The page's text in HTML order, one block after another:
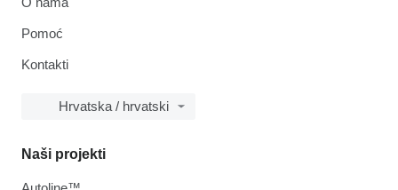
Pomoć
Kontakti
Hrvatska / hrvatski
Naši projekti